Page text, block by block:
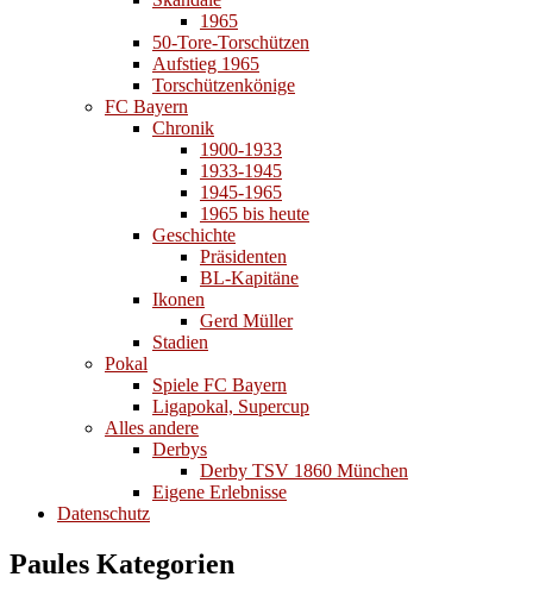
1965
50-Tore-Torschützen
Aufstieg 1965
Torschützenkönige
FC Bayern
Chronik
1900-1933
1933-1945
1945-1965
1965 bis heute
Geschichte
Präsidenten
BL-Kapitäne
Ikonen
Gerd Müller
Stadien
Pokal
Spiele FC Bayern
Ligapokal, Supercup
Alles andere
Derbys
Derby TSV 1860 München
Eigene Erlebnisse
Datenschutz
Paules Kategorien